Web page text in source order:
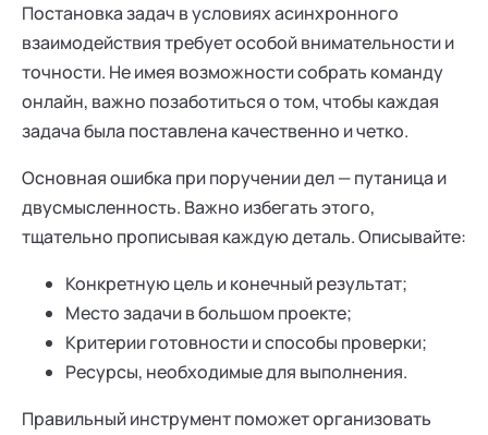
Постановка задач в условиях асинхронного
взаимодействия требует особой внимательности и
точности. Не имея возможности собрать команду
онлайн, важно позаботиться о том, чтобы каждая
задача была поставлена качественно и четко.
Основная ошибка при поручении дел — путаница и
двусмысленность. Важно избегать этого,
тщательно прописывая каждую деталь. Описывайте:
Конкретную цель и конечный результат;
Место задачи в большом проекте;
Критерии готовности и способы проверки;
Ресурсы, необходимые для выполнения.
Правильный инструмент поможет организовать